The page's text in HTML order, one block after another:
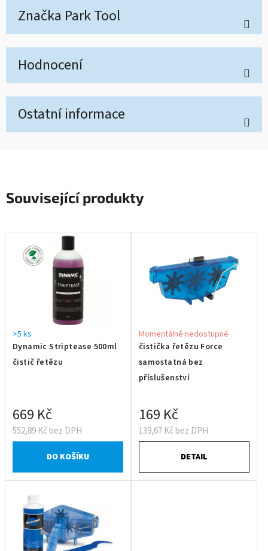
Značka Park Tool
Hodnocení
Ostatní informace
Související produkty
Dynamic Striptease 500ml
čistič řetězu
>5 ks
552,89 Kč bez DPH
669 Kč
DO KOŠÍKU
čistička řetězu Force
samostatná bez
příslušenství
Momentálně nedostupné
139,67 Kč bez DPH
169 Kč
DETAIL